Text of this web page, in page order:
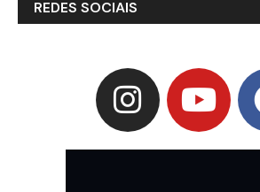
REDES SOCIAIS